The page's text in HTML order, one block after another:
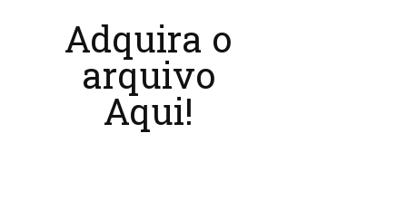
Adquira o
arquivo
Aqui!